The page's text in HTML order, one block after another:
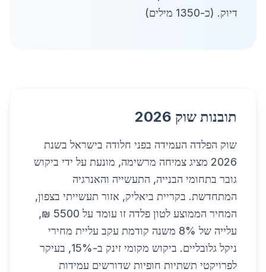
דיוק. (כ-1350 מילים)
תובנות שוק 2026
שוק הפלדה העמידה בפני חלודה בישראל בשנת
2026 מציג צמיחה מרשימה, מונעת על ידי ביקוש
גובר בתחומי הבנייה, התעשייה והאנרגיה
המתחדשת. בקריית ביאליק, אזור תעשייתי בצפון,
המחיר הממוצע לטון פלדה זו עומד על 5500 ₪,
עלייה של 8% משנה קודמת עקב עליית מחירי
ניקל גלובליים. ביקוש מקומי זינק ב-15%, בעיקר
לפרויקטי תשתיות חופיות שדורשים עמידות